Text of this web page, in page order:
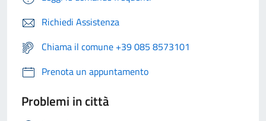
Richiedi Assistenza
Chiama il comune +39 085 8573101
Prenota un appuntamento
Problemi in città